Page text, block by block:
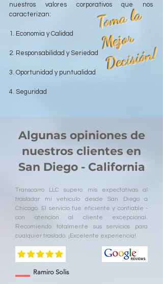
nuestros valores corporativos que nos
caracterizan:
1. Economia y Calidad
2. Responsabilidad y Seriedad
3. Oportunidad y puntualidad
4. Seguridad
T
o
m
a l
a
M
ej
o
r
D
e
ci
si
ó
n!
Algunas opiniones de
nuestros clientes en
San Diego - California
Transcarro LLC supero mis expectativas al
trasladar mi vehiculo desde San Diego a
Chicago. El servicio fue eficiente y confiable -
con atencion al cliente excepcional.
Recomiendo totalmente sus servicios para
cualquier traslado. ¡Excelente experiencia!
Ramiro Solis